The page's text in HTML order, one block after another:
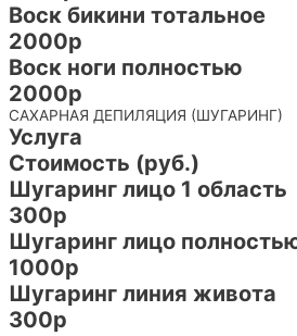
Воск бикини тотальное
2000р
Воск ноги полностью
2000р
САХАРНАЯ ДЕПИЛЯЦИЯ (ШУГАРИНГ)
Услуга
Стоимость (руб.)
Шугаринг лицо 1 область
300р
Шугаринг лицо
1000р
Шугаринг линия живота
300р